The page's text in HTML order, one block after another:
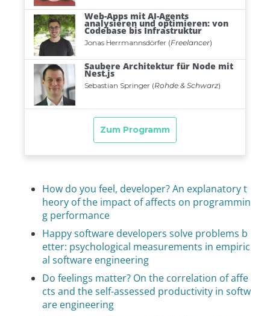
How do you feel, developer? An explanatory t
heory of the impact of affects on programmin
g performance
Happy software developers solve problems b
etter: psychological measurements in empiric
al software engineering
Do feelings matter? On the correlation of affe
cts and the self-assessed productivity in softw
are engineering